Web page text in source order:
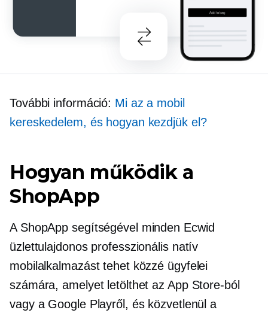
További információ: Mi az a mobil
kereskedelem, és hogyan kezdjük el?
Hogyan működik a
ShopApp
A ShopApp segítségével minden Ecwid
üzlettulajdonos professzionális natív
mobilalkalmazást tehet közzé ügyfelei
számára, amelyet letölthet az App Store-ból
vagy a Google Playről, és közvetlenül a